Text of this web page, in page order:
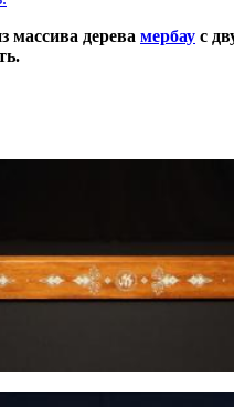
массива дерева мербау с